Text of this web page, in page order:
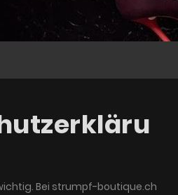
Bei strumpf-boutique.ch